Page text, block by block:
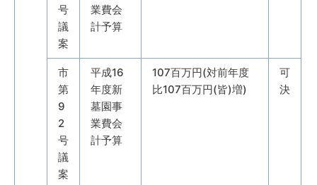
号
議
案
業費会
計予算
市
第
9
2
号
議
案
平成16
年度新
墓園事
業費会
計予算
107百万円(対前年度
比107百万円(皆)増)
可
決